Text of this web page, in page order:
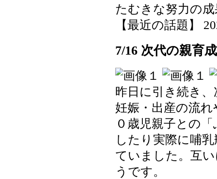
たむきな努力の
【最近の話題】
7/16 次代の親育
昨日に引き続き
妊娠・出産の流
０歳児親子との
したり実際に哺
ていました。互
うです。